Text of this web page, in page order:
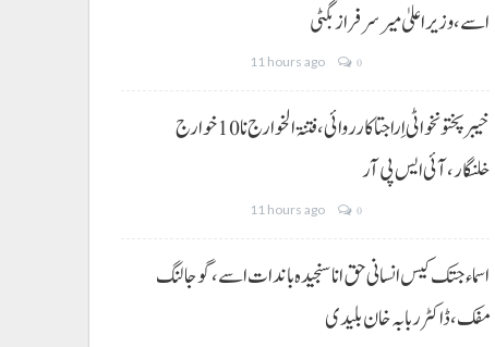
اسے،وزیراعلیٰ میر سرفراز بگٹی
11 hours ago 0
خیبر پختونخوا ٹی اِرا جتا کارروائی، فتنۃ الخوارج نا 10خوارج
خلنگار،آئی ایس پی آر
11 hours ago 0
اسماء جتک کیس انسانی حق انا سنجیدہ باندات اسے، گوجالنگ
مفک،ڈاکٹر ربابہ خان بلیدی